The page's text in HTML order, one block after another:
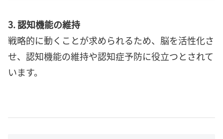
3. 認知機能の維持
戦略的に動くことが求められるため、脳を活性化さ
せ、認知機能の維持や認知症予防に役立つとされて
います。